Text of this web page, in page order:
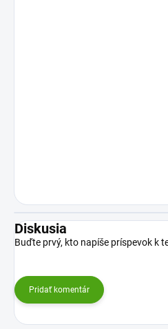
Diskusia
Buďte prvý, kto napíše príspevok k
Pridať komentár